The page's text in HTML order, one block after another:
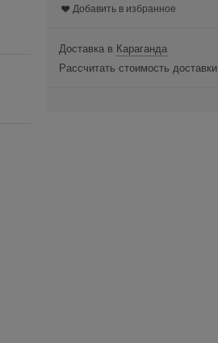
Добавить в избранное
Доставка в Караганда
Рассчитать стоимость доставки